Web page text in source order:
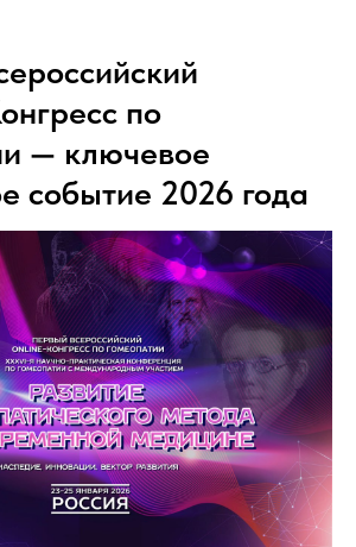
по
— ключевое
событие 2026 года